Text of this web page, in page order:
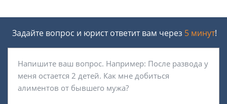
Задайте вопрос и юрист ответит вам через 5 минут!